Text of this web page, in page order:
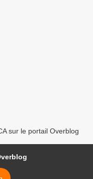
sur le portail Overblog